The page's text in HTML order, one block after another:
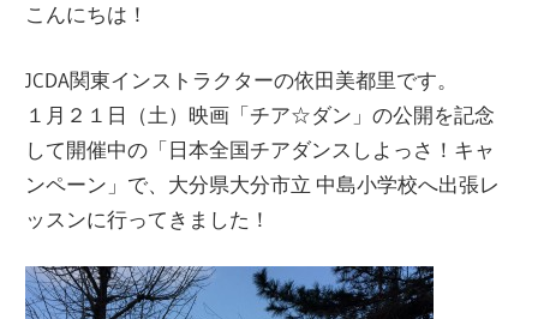
レ
こんにちは！
JCDA関東インストラクターの依田美都里です。
１月２１日（土）映画「チア☆ダン」の公開を記念
して開催中の「日本全国チアダンスしよっさ！キャ
ンペーン」で、大分県大分市立 中島小学校へ出張レ
ッスンに行ってきました！